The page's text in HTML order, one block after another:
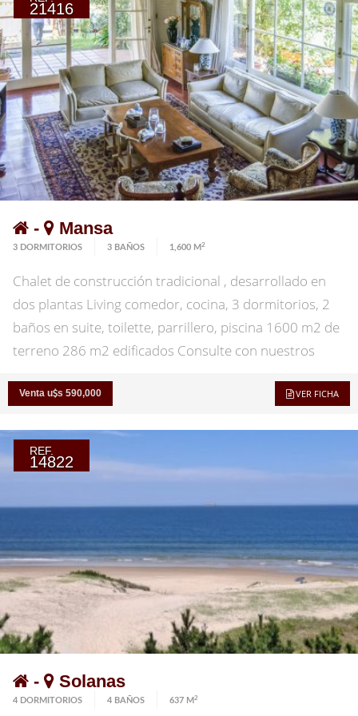
con acceso a la sala de juegos para niños. El exterior
nos conecta con una hermosa galería, piscina
climatizada, jardín totalmente parquizado, riego
automatizado, cancha de uso múltiple, área de juegos
exteriores para niños, cámaras de vigilancia, cerco
perimetral, cochera exterior, garage ¡Consulte con
nuestros asesores para coordinar una visita guiada!
21416
- Mansa
3 DORMITORIOS 3 BAÑOS 1,600 M 2
Chalet de construcción tradicional , desarrollado en
dos plantas Living comedor, cocina, 3 dormitorios, 2
baños en suite, toilette, parrillero, piscina 1600 m2 de
terreno 286 m2 edificados Consulte con nuestros
Venta u s 590,000 VER FICHA
REF.
14822
- Solanas
4 DORMITORIOS 4 BAÑOS 637 M 2